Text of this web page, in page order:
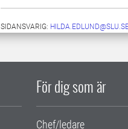
SIDANSVARIG:
För dig som är
Chef/ledare